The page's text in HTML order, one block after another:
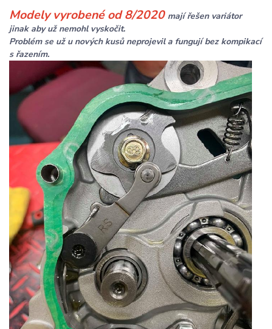
Modely vyrobené od 8/2020 mají řešen variátor
jinak aby už nemohl vyskočit.
Problém se už u nových kusů neprojevil a fungují bez kompikací
s řazením.